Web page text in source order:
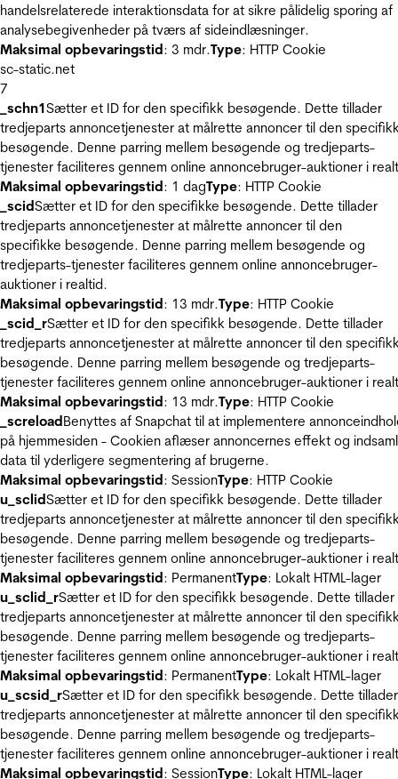
handelsrelaterede interaktionsdata for at sikre pålidelig sporing af
analysebegivenheder på tværs af sideindlæsninger.
Maksimal opbevaringstid: 3 mdr.Type: HTTP Cookie
sc-static.net
7
_schn1Sætter et ID for den specifikk besøgende. Dette tillader
tredjeparts annoncetjenester at målrette annoncer til den
besøgende. Denne parring mellem besøgende og tredjeparts-
tjenester faciliteres gennem online annoncebruger-auktioner i
Maksimal opbevaringstid: 1 dagType: HTTP Cookie
_scidSætter et ID for den specifikke besøgende. Dette tillader
tredjeparts annoncetjenester at målrette annoncer til den
specifikke besøgende. Denne parring mellem besøgende og
tredjeparts-tjenester faciliteres gennem online annoncebruger-
auktioner i realtid.
Maksimal opbevaringstid: 13 mdr.Type: HTTP Cookie
_scid_rSætter et ID for den specifikk besøgende. Dette tillader
tredjeparts annoncetjenester at målrette annoncer til den
besøgende. Denne parring mellem besøgende og tredjeparts-
tjenester faciliteres gennem online annoncebruger-auktioner i
Maksimal opbevaringstid: 13 mdr.Type: HTTP Cookie
_screloadBenyttes af Snapchat til at implementere
på hjemmesiden - Cookien aflæser annoncernes effekt og
data til yderligere segmentering af brugerne.
Maksimal opbevaringstid: SessionType: HTTP Cookie
u_sclidSætter et ID for den specifikk besøgende. Dette tillader
tredjeparts annoncetjenester at målrette annoncer til den
besøgende. Denne parring mellem besøgende og tredjeparts-
tjenester faciliteres gennem online annoncebruger-auktioner i
Maksimal opbevaringstid: PermanentType: Lokalt HTML-lager
u_sclid_rSætter et ID for den specifikk besøgende. Dette tillader
tredjeparts annoncetjenester at målrette annoncer til den
besøgende. Denne parring mellem besøgende og tredjeparts-
tjenester faciliteres gennem online annoncebruger-auktioner i
Maksimal opbevaringstid: PermanentType: Lokalt HTML-lager
u_scsid_rSætter et ID for den specifikk besøgende. Dette tillader
tredjeparts annoncetjenester at målrette annoncer til den
besøgende. Denne parring mellem besøgende og tredjeparts-
tjenester faciliteres gennem online annoncebruger-auktioner i
Maksimal opbevaringstid: SessionType: Lokalt HTML-lager